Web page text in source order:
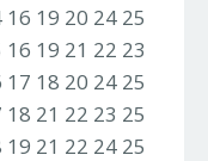
19 20 24 25
19 21 22 23
18 20 24 25
21 22 23 25
21 22 24 25